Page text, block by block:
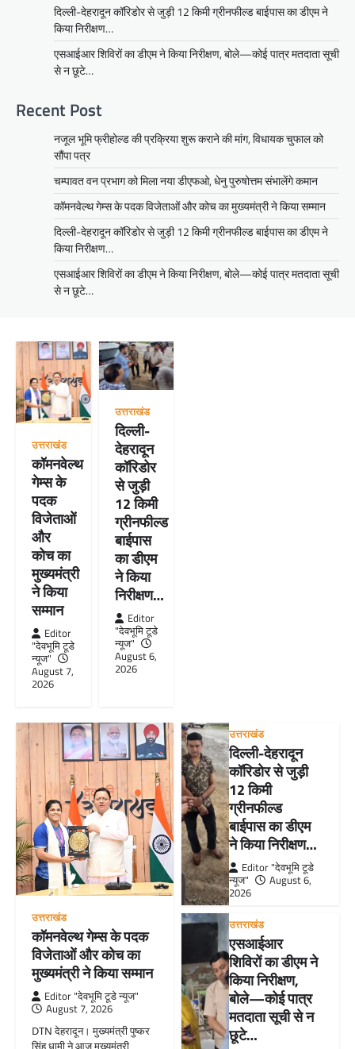
दिल्ली-देहरादून कॉरिडोर से जुड़ी 12 किमी ग्रीनफील्ड बाईपास का डीएम ने
किया निरीक्षण…
एसआईआर शिविरों का डीएम ने किया निरीक्षण, बोले—कोई पात्र मतदाता सूची
से न छूटे…
Recent Post
नजूल भूमि फ्रीहोल्ड की प्रक्रिया शुरू कराने की मांग, विधायक चुफाल को
सौंपा पत्र
चम्पावत वन प्रभाग को मिला नया डीएफओ, धेनु पुरुषोत्तम संभालेंगे कमान
कॉमनवेल्थ गेम्स के पदक विजेताओं और कोच का मुख्यमंत्री ने किया सम्मान
दिल्ली-देहरादून कॉरिडोर से जुड़ी 12 किमी ग्रीनफील्ड बाईपास का डीएम ने
किया निरीक्षण…
एसआईआर शिविरों का डीएम ने किया निरीक्षण, बोले—कोई पात्र मतदाता सूची
से न छूटे…
उत्तराखंड
कॉमनवेल्थ
गेम्स के
पदक
विजेताओं
और
कोच का
मुख्यमंत्री
ने किया
सम्मान
Editor
"देवभूमि टूडे
न्यूज"
August 7,
2026
उत्तराखंड
दिल्ली-
देहरादून
कॉरिडोर
से जुड़ी
12 किमी
ग्रीनफील्ड
बाईपास
का डीएम
ने किया
निरीक्षण…
Editor
"देवभूमि टूडे
न्यूज"
August 6,
2026
उत्तराखंड
कॉमनवेल्थ गेम्स के पदक
विजेताओं और कोच का
मुख्यमंत्री ने किया सम्मान
Editor "देवभूमि टूडे न्यूज"
August 7, 2026
DTN देहरादून। मुख्यमंत्री पुष्कर
सिंह धामी ने आज मुख्यमंत्री
उत्तराखंड
दिल्ली-देहरादून
कॉरिडोर से जुड़ी
12 किमी
ग्रीनफील्ड
बाईपास का डीएम
ने किया निरीक्षण…
Editor "देवभूमि टूडे
न्यूज"
August 6,
2026
उत्तराखंड
एसआईआर
शिविरों का डीएम ने
किया निरीक्षण,
बोले—कोई पात्र
मतदाता सूची से न
छूटे…